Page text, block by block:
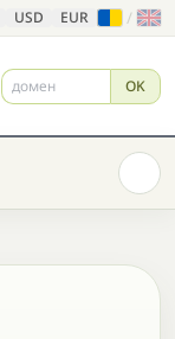
USD EUR /
OK